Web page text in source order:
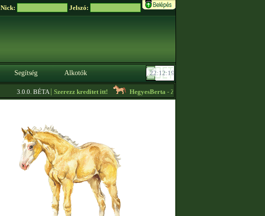
Nick: Jelszó:
Segítség Alkotók
3.0.0. BÉTA|Szerezz kreditet itt! HegyesBerta- Zebrákat lehet nálam szerezni